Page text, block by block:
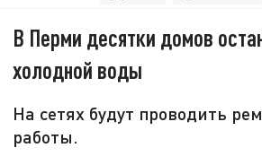
В Перми десятки домов
холодной воды
На сетях будут проводить
работы.